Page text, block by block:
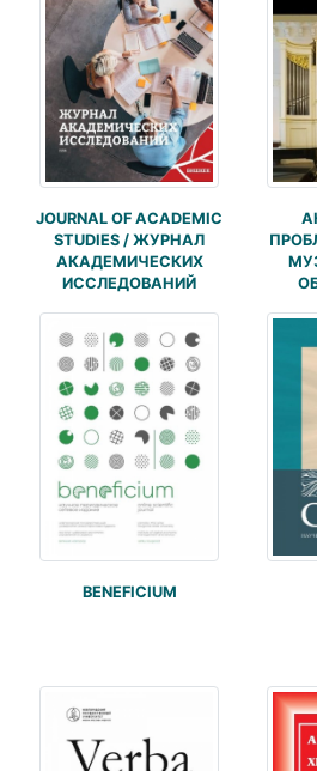
JOURNAL OF ACADEMIC
STUDIES / ЖУРНАЛ
АКАДЕМИЧЕСКИХ
ИССЛЕДОВАНИЙ
BENEFICIUM